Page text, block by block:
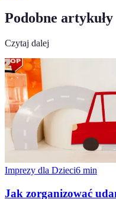
Podobne artykuły
Czytaj dalej
Imprezy dla Dzieci6 min
Jak zorganizować